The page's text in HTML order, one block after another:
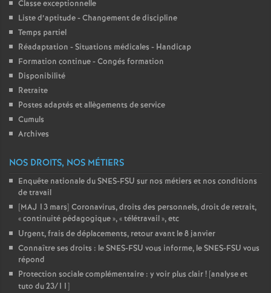
Classe exceptionnelle
Liste d’aptitude - Changement de discipline
Temps partiel
Réadaptation - Situations médicales - Handicap
Formation continue - Congés formation
Disponibilité
Retraite
Postes adaptés et allègements de service
Cumuls
Archives
NOS DROITS, NOS MÉTIERS
Enquête nationale du SNES-FSU sur nos métiers et nos conditions
de travail
[MAJ 13 mars] Coronavirus, droits des personnels, droit de retrait,
«continuité pédagogique», «télétravail», etc
Urgent, frais de déplacements, retour avant le 8 janvier
Connaître ses droits : le SNES-FSU vous informe, le SNES-FSU vous
répond
Protection sociale complémentaire : y voir plus clair! [analyse et
tuto du 23/11]